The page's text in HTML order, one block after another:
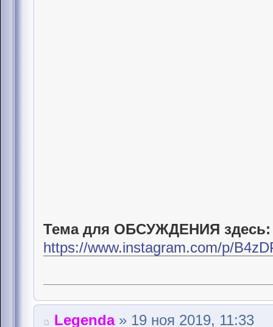
Тема для ОБСУЖДЕНИЯ здесь:
https://www.instagram.com/p/
Legenda» 19 ноя 2019, 11:33